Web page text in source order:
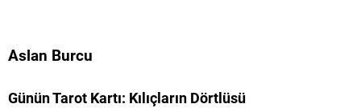
Aslan Burcu
Günün Tarot Kartı: Kılıçların Dörtlüsü